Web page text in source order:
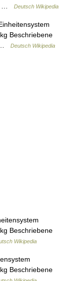
…
Deutsch Wikipedia
Beschriebene
…
Deutsch Wikipedia
Beschriebene
Wikipedia
Beschriebene